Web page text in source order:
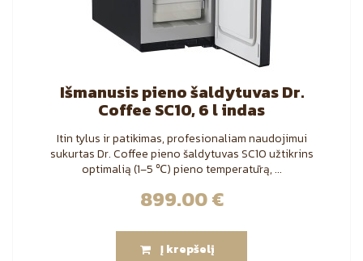
Išmanusis pieno šaldytuvas Dr.
Coffee SC10, 6 l indas
Itin tylus ir patikimas, profesionaliam naudojimui
sukurtas Dr. Coffee pieno šaldytuvas SC10 užtikrins
optimalią (1–5 ℃) pieno temperatūrą, ...
899.00€
Į krepšelį